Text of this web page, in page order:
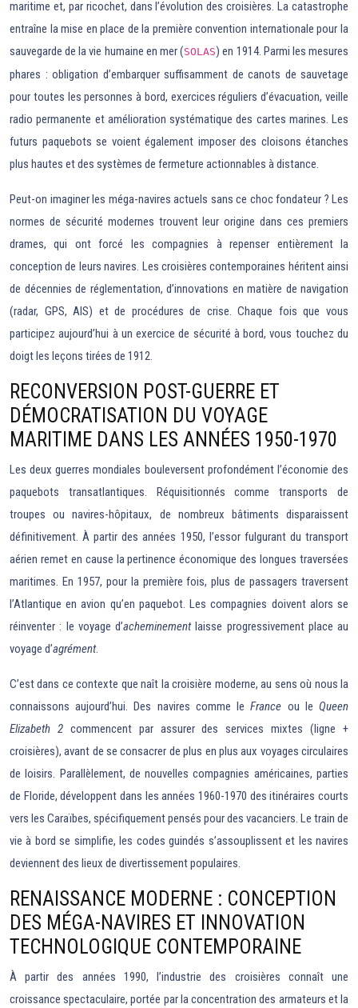
maritime et, par ricochet, dans l’évolution des croisières. La catastrophe
entraîne la mise en place de la première convention internationale pour la
sauvegarde de la vie humaine en mer (SOLAS) en 1914. Parmi les mesures
phares : obligation d’embarquer suffisamment de canots de sauvetage
pour toutes les personnes à bord, exercices réguliers d’évacuation, veille
radio permanente et amélioration systématique des cartes marines. Les
futurs paquebots se voient également imposer des cloisons étanches
plus hautes et des systèmes de fermeture actionnables à distance.
Peut-on imaginer les méga-navires actuels sans ce choc fondateur ? Les
normes de sécurité modernes trouvent leur origine dans ces premiers
drames, qui ont forcé les compagnies à repenser entièrement la
conception de leurs navires. Les croisières contemporaines héritent ainsi
de décennies de réglementation, d’innovations en matière de navigation
(radar, GPS, AIS) et de procédures de crise. Chaque fois que vous
participez aujourd’hui à un exercice de sécurité à bord, vous touchez du
doigt les leçons tirées de 1912.
RECONVERSION POST-GUERRE ET
DÉMOCRATISATION DU VOYAGE
MARITIME DANS LES ANNÉES 1950-1970
Les deux guerres mondiales bouleversent profondément l’économie des
paquebots transatlantiques. Réquisitionnés comme transports de
troupes ou navires-hôpitaux, de nombreux bâtiments disparaissent
définitivement. À partir des années 1950, l’essor fulgurant du transport
aérien remet en cause la pertinence économique des longues traversées
maritimes. En 1957, pour la première fois, plus de passagers traversent
l’Atlantique en avion qu’en paquebot. Les compagnies doivent alors se
réinventer : le voyage d’acheminementlaisse progressivement place au
voyage d’agrément.
C’est dans ce contexte que naît la croisière moderne, au sens où nous la
connaissons aujourd’hui. Des navires comme leFrance ou leQueen
Elizabeth 2commencent par assurer des services mixtes (ligne +
croisières), avant de se consacrer de plus en plus aux voyages circulaires
de loisirs. Parallèlement, de nouvelles compagnies américaines, parties
de Floride, développent dans les années 1960-1970 des itinéraires courts
vers les Caraïbes, spécifiquement pensés pour des vacanciers. Le train de
vie à bord se simplifie, les codes guindés s’assouplissent et les navires
deviennent des lieux de divertissement populaires.
RENAISSANCE MODERNE : CONCEPTION
DES MÉGA-NAVIRES ET INNOVATION
TECHNOLOGIQUE CONTEMPORAINE
À partir des années 1990, l’industrie des croisières connaît une
croissance spectaculaire, portée par la concentration des armateurs et la